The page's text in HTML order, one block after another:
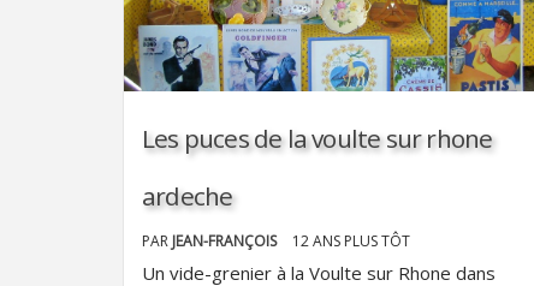
Les puces de la voulte sur rhone
ardeche
PAR JEAN-FRANÇOIS 12 ANS PLUS TÔT
Un vide-grenier à la Voulte sur Rhone dans